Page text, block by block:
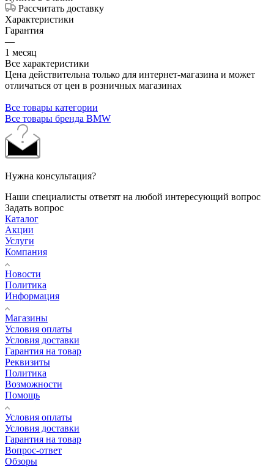
Рассчитать доставку
Характеристики
Гарантия
—
1 месяц
Все характеристики
Цена действительна только для интернет-магазина и может
отличаться от цен в розничных магазинах
Все товары категории
Все товары бренда BMW
Нужна консультация?
Наши специалисты ответят на любой интересующий вопрос
Задать вопрос
Каталог
Акции
Услуги
Компания
Новости
Политика
Информация
Магазины
Условия оплаты
Условия доставки
Гарантия на товар
Реквизиты
Политика
Возможности
Помощь
Условия оплаты
Условия доставки
Гарантия на товар
Вопрос-ответ
Обзоры